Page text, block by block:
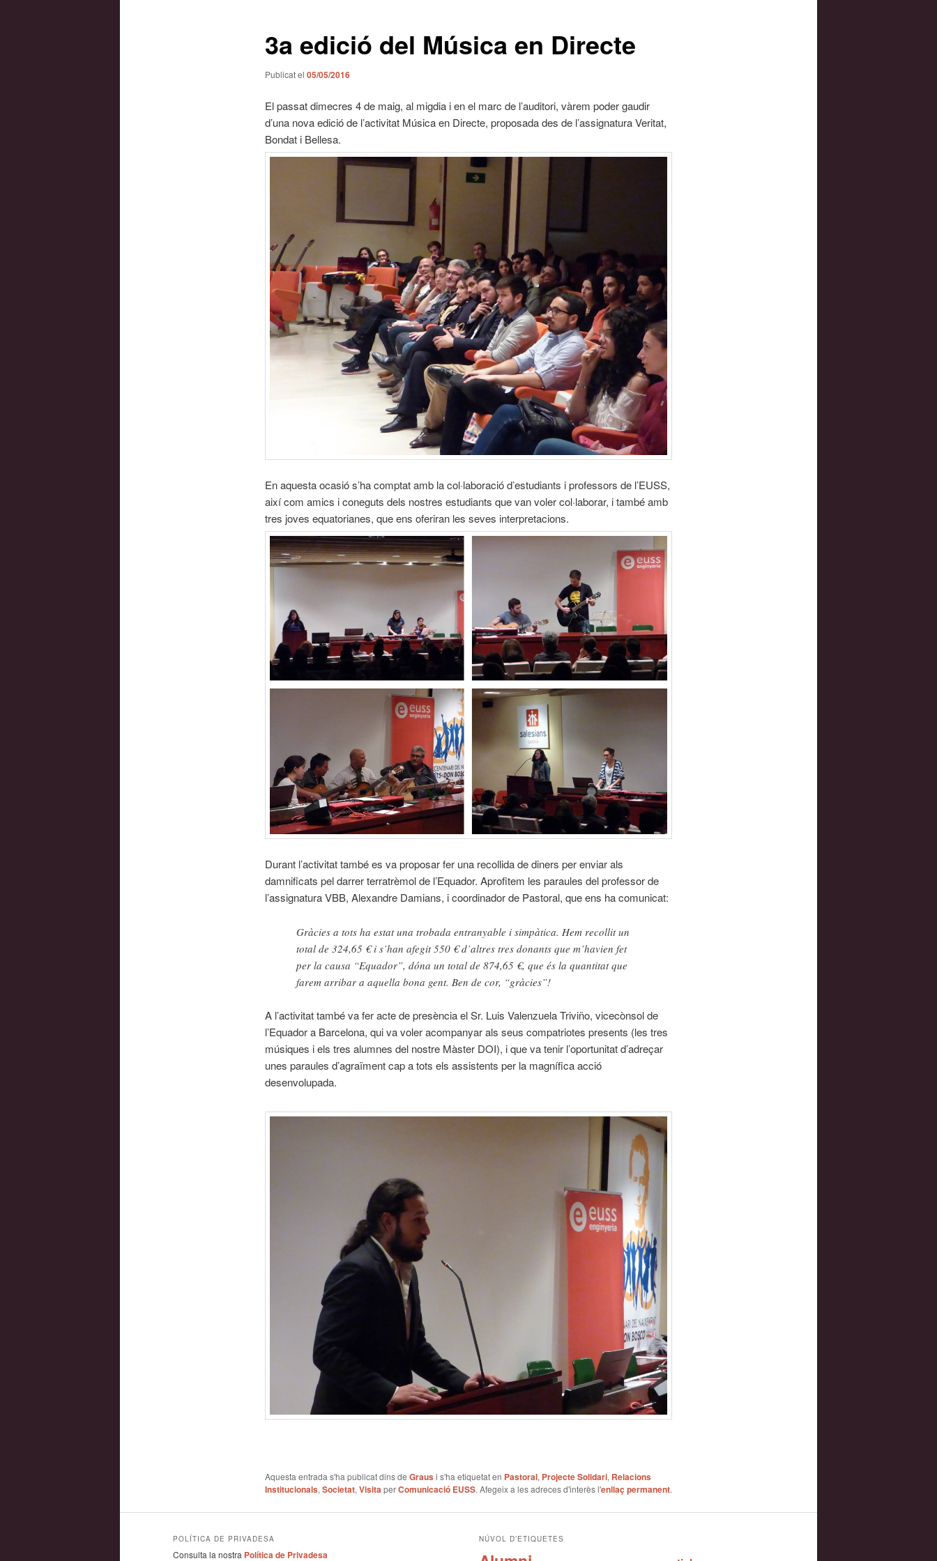
3a edició del Música en Directe
Publicat el 05/05/2016
El passat dimecres 4 de maig, al migdia i en el marc de l’auditori, vàrem poder gaudir
d’una nova edició de l’activitat Música en Directe, proposada des de l’assignatura Veritat,
Bondat i Bellesa.
En aquesta ocasió s’ha comptat amb la col·laboració d’estudiants i professors de l’EUSS,
així com amics i coneguts dels nostres estudiants que van voler col·laborar, i també amb
tres joves equatorianes, que ens oferiran les seves interpretacions.
Durant l’activitat també es va proposar fer una recollida de diners per enviar als
damnificats pel darrer terratrèmol de l’Equador. Aprofitem les paraules del professor de
l’assignatura VBB, Alexandre Damians, i coordinador de Pastoral, que ens ha comunicat:
Gràcies a tots ha estat una trobada entranyable i simpàtica. Hem recollit un
total de 324,65 € i s’han afegit 550 € d’altres tres donants que m’havien fet
per la causa “Equador”, dóna un total de 874,65 €, que és la quantitat que
farem arribar a aquella bona gent. Ben de cor, “gràcies”!
A l’activitat també va fer acte de presència el Sr. Luis Valenzuela Triviño, vicecònsol de
l’Equador a Barcelona, qui va voler acompanyar als seus compatriotes presents (les tres
músiques i els tres alumnes del nostre Màster DOI), i que va tenir l’oportunitat d’adreçar
unes paraules d’agraïment cap a tots els assistents per la magnífica acció
desenvolupada.
Aquesta entrada s'ha publicat dins de Grausi s'ha etiquetat en Pastoral, Projecte Solidari, Relacions
Institucionals, Societat, VisitaperComunicació EUSS. Afegeix a les adreces d'interès l'enllaç permanent.
POLÍTICA DE PRIVADESA
Consulta la nostra Política de Privadesa
NÚVOL D’ETIQUETES